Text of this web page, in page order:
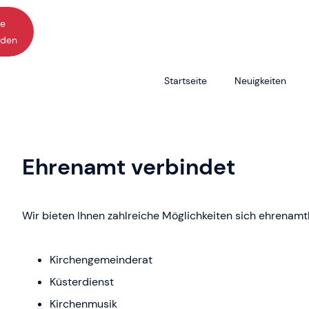
Startseite Neuigkeiten
Du meine Seele singe
Ehrenamt verbindet
Wir bieten Ihnen zahlreiche Möglichkeiten sich
Kirchengemeinderat
Küsterdienst
Kirchenmusik